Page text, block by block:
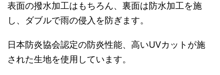
表面の撥水加工はもちろん、裏面は防水加工を施
し、ダブルで雨の侵入を防ぎます。
日本防炎協会認定の防炎性能、高いUVカットが施
された生地を使用しています。